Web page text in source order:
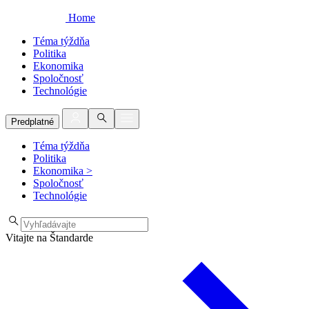
Home
Téma týždňa
Politika
Ekonomika
Spoločnosť
Technológie
Predplatné
Téma týždňa
Politika
Ekonomika >
Spoločnosť
Technológie
Vitajte na Štandarde